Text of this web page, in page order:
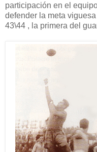
participación en el
defender la meta
43\44 , la primera del